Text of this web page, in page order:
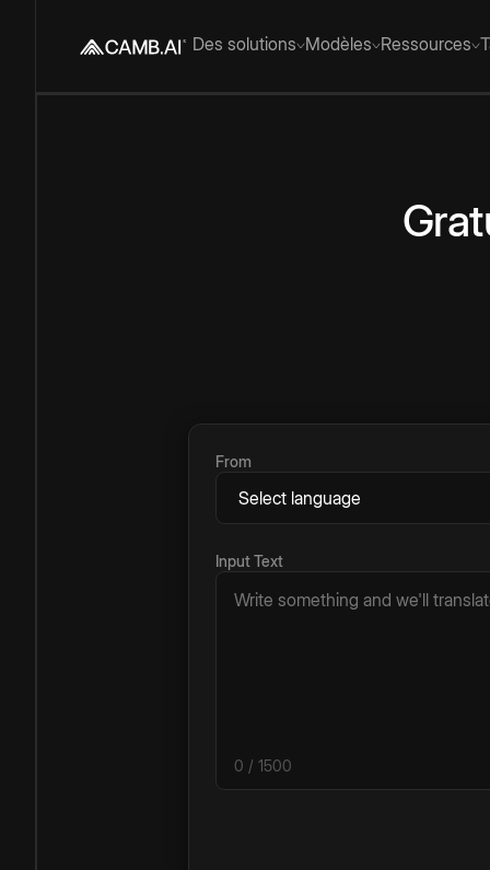
Des solutions Modèles Ressources
From
Input Text
0 / 1500